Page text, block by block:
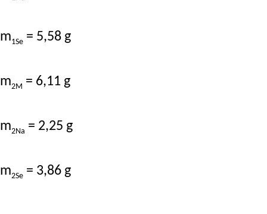
m1Se = 5,58 g
m2M = 6,11 g
m2Na = 2,25 g
m2Se = 3,86 g